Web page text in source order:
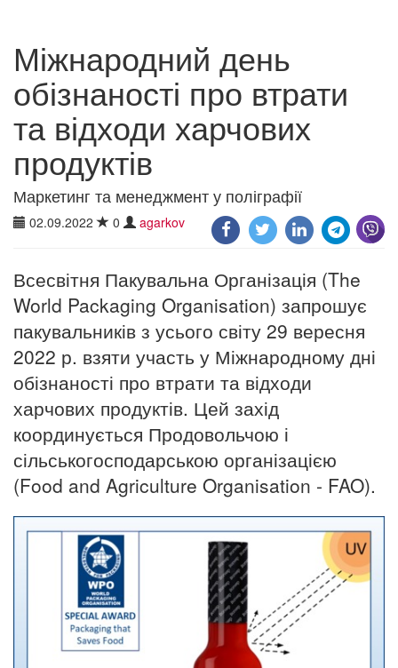
Міжнародний день
обізнаності про втрати
та відходи харчових
продуктів
Маркетинг та менеджмент у поліграфії
02.09.2022 0 agarkov
Всесвітня Пакувальна Організація (The
World Packaging Organisation) запрошує
пакувальників з усього світу 29 вересня
2022 р. взяти участь у Міжнародному дні
обізнаності про втрати та відходи
харчових продуктів. Цей захід
координується Продовольчою і
сільськогосподарською організацією
(Food and Agriculture Organisation - FAO).